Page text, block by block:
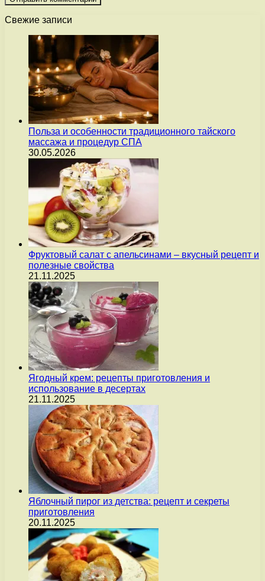
Свежие записи
Польза и особенности традиционного тайского
массажа и процедур СПА
30.05.2026
Фруктовый салат с апельсинами – вкусный рецепт и
полезные свойства
21.11.2025
Ягодный крем: рецепты приготовления и
использование в десертах
21.11.2025
Яблочный пирог из детства: рецепт и секреты
приготовления
20.11.2025